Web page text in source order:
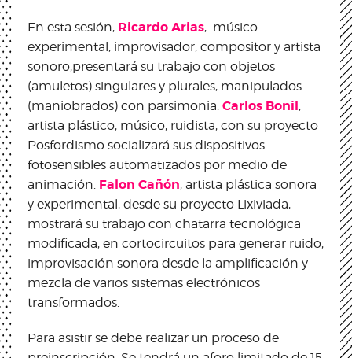
En esta sesión, Ricardo Arias, músico
experimental, improvisador, compositor y artista
sonoro,presentará su trabajo con objetos
(amuletos) singulares y plurales, manipulados
(maniobrados) con parsimonia. Carlos Bonil,
artista plástico, músico, ruidista, con su proyecto
Posfordismo socializará sus dispositivos
fotosensibles automatizados por medio de
animación. Falon Cañón, artista plástica sonora
y experimental, desde su proyecto Lixiviada,
mostrará su trabajo con chatarra tecnológica
modificada, en cortocircuitos para generar ruido,
improvisación sonora desde la amplificación y
mezcla de varios sistemas electrónicos
transformados.
Para asistir se debe realizar un proceso de